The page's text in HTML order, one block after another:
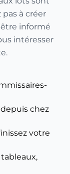
à créer
informé
intéresser
chez
votre